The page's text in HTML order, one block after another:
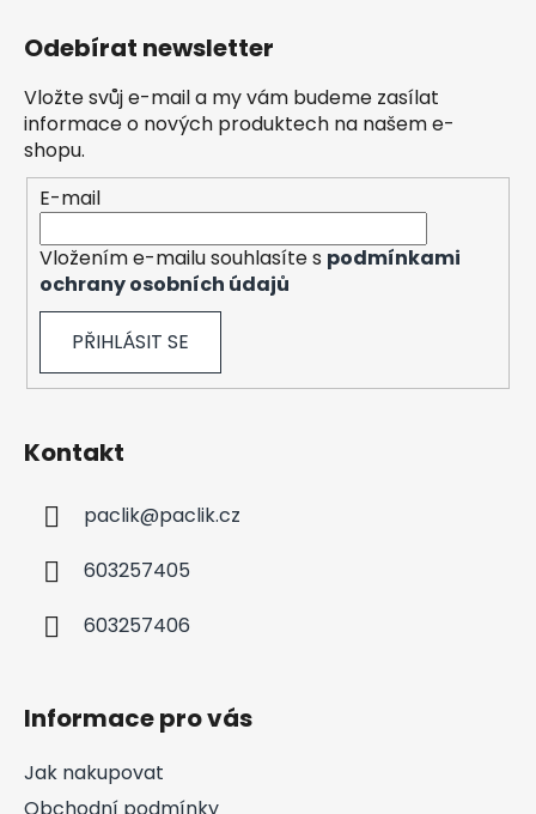
Odebírat newsletter
Vložte svůj e-mail a my vám budeme zasílat
informace o nových produktech na našem e-
shopu.
E-mail
Vložením e-mailu souhlasíte s podmínkami
ochrany osobních údajů
PŘIHLÁSIT SE
Kontakt
paclik@paclik.cz
603257405
603257406
Informace pro vás
Jak nakupovat